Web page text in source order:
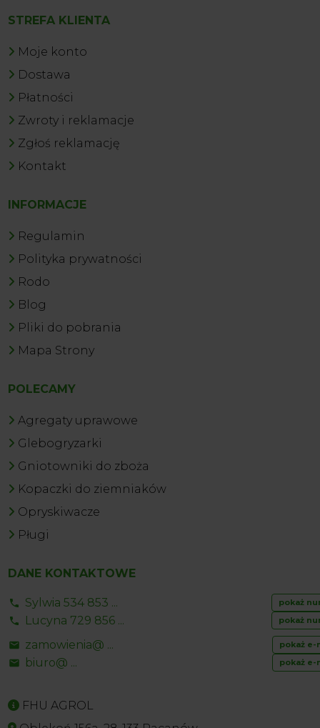
STREFA KLIENTA
Moje konto
Dostawa
Płatności
Zwroty i reklamacje
Zgłoś reklamację
Kontakt
INFORMACJE
Regulamin
Polityka prywatności
Rodo
Blog
Pliki do pobrania
Mapa Strony
POLECAMY
Agregaty uprawowe
Glebogryzarki
Gniotowniki do zboża
Kopaczki do ziemniaków
Opryskiwacze
Pługi
DANE KONTAKTOWE
Sylwia 534 853 ... pokaż
Lucyna 729 856 ... pokaż
zamowienia@ ... pokaż e-
biuro@ ... pokaż e-
FHU AGROL